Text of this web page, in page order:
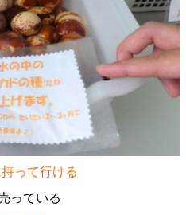
って行ける